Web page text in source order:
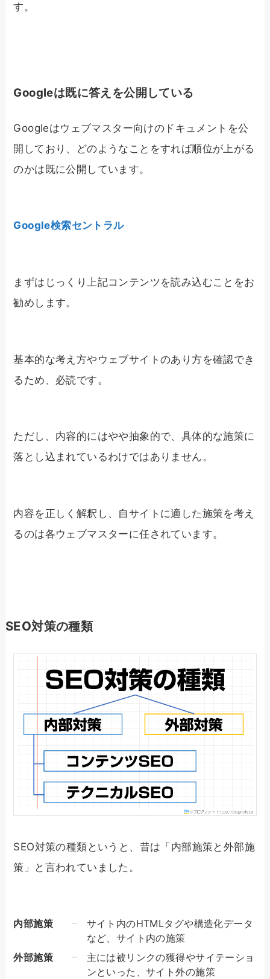
す。
Googleは既に答えを公開している
Googleはウェブマスター向けのドキュメントを公
開しており、どのようなことをすれば順位が上がる
のかは既に公開しています。
Google検索セントラル
まずはじっくり上記コンテンツを読み込むことをお
勧めします。
基本的な考え方やウェブサイトのあり方を確認でき
るため、必読です。
ただし、内容的にはやや抽象的で、具体的な施策に
落とし込まれているわけではありません。
内容を正しく解釈し、自サイトに適した施策を考え
るのは各ウェブマスターに任されています。
SEO対策の種類
SEO対策の種類というと、昔は「内部施策と外部施
策」と言われていました。
内部施策
サイト内のHTMLタグや構造化データ
など、サイト内の施策
外部施策
主には被リンクの獲得やサイテーショ
ンといった、サイト外の施策